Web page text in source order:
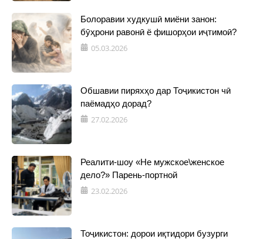
Болоравии худкушӣ миёни занон:
бӯҳрони равонӣ ё фишорҳои иҷтимоӣ?
05.03.2026
Обшавии пиряхҳо дар Тоҷикистон чӣ
паёмадҳо дорад?
27.02.2026
Реалити-шоу «Не мужское\женское
дело?» Парень-портной
23.02.2026
Тоҷикистон: дорои иқтидори бузурги